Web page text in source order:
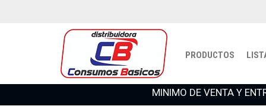
PRODUCTOS
MINIMO DE VENTA Y